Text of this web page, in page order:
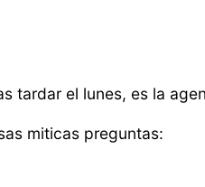
tardar el lunes, es la
miticas preguntas: